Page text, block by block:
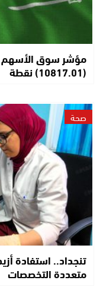
مؤشر سوق الأسهم
(10817.01) نقطة
صحة
متعددة التخصصات